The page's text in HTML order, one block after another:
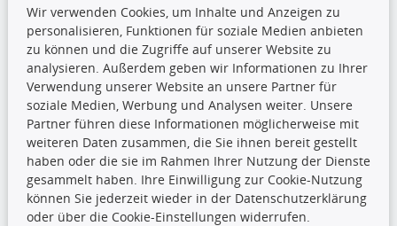
Kontakt
teilando.de - Erwin Weber GmbH
Von-Reuental-Straße 8a
85376 Hetzenhausen
+49 (0) 8165 / 5093200
shop@teilando.de
Top Produkte
Wir verwenden Cookies, um Inhalte und Anzeigen zu
personalisieren, Funktionen für soziale Medien anbieten
zu können und die Zugriffe auf unserer Website zu
analysieren. Außerdem geben wir Informationen zu Ihrer
Verwendung unserer Website an unsere Partner für
soziale Medien, Werbung und Analysen weiter. Unsere
Partner führen diese Informationen möglicherweise mit
weiteren Daten zusammen, die Sie ihnen bereit gestellt
haben oder die sie im Rahmen Ihrer Nutzung der Dienste
gesammelt haben. Ihre Einwilligung zur Cookie-Nutzung
können Sie jederzeit wieder in der Datenschutzerklärung
oder über die Cookie-Einstellungen widerrufen.